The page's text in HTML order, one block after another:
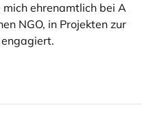
ehrenamtlich bei A
NGO, in Projekten zur